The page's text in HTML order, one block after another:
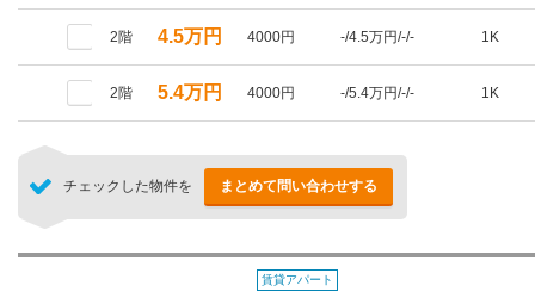
2階 4.5万円 4000円 -/4.5万円/-/- 1K
2階 5.4万円 4000円 -/5.4万円/-/- 1K
チェックした物件を まとめて問い合わせする
賃貸アパート